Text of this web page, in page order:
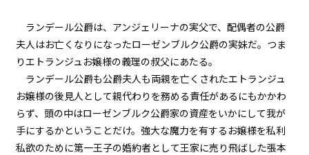
ビューワー設定
文字サイズ
小 中
フォント
episode18
悪役令嬢、ど根性メイドの戦働き
に見惚れる。
episode19
悪役令嬢、専属メイドが語るエピ
ソードにちょっぴり昔を思い出
す。
ランデール公爵は、アンジェリーナの実父で、配偶者の公爵
夫人はお亡くなりになったローゼンブルク公爵の実妹だ。つま
りエトランジュお嬢様の義理の叔父にあたる。
ランデール公爵も公爵夫人も両親を亡くされたエトランジュ
お嬢様の後見人として親代わりを務める責任があるにもかかわ
らず、頭の中はローゼンブルク公爵家の資産をいかにして我が
手にするかということだけ。強大な魔力を有するお嬢様を私利
私欲のために第一王子の婚約者として王家に売り飛ばした張本